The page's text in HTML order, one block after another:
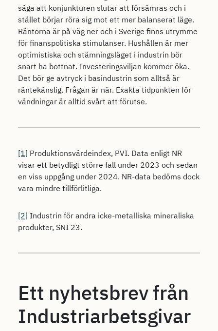
säga att konjunkturen slutar att försämras och i
stället börjar röra sig mot ett mer balanserat läge.
Räntorna är på väg ner och i Sverige finns utrymme
för finanspolitiska stimulanser. Hushållen är mer
optimistiska och stämningsläget i industrin bör
snart ha bottnat. Investeringsviljan kommer öka.
Det bör ge avtryck i basindustrin som alltså är
räntekänslig. Frågan är när. Exakta tidpunkten för
vändningar är alltid svårt att förutse.
[1] Produktionsvärdeindex, PVI. Data enligt NR
visar ett betydligt större fall under 2023 och sedan
en viss uppgång under 2024. NR-data bedöms dock
vara mindre tillförlitliga.
[2] Industrin för andra icke-metalliska mineraliska
produkter, SNI 23.
Ett nyhetsbrev från
Industriarbetsgivar